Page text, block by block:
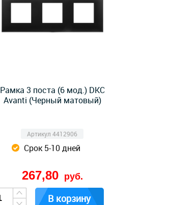
Рамка 3 поста (6 мод.) DKC
Avanti (Черный матовый)
Артикул 4412906
Срок 5-10 дней
267,80 руб.
В корзину